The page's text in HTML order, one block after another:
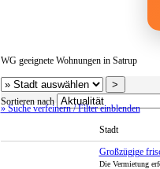
WG geeignete Wohnungen in Satrup
Sortieren nach
» Suche verfeinern / Filter einblenden
Stadt
Großzügige
Die Vermietung